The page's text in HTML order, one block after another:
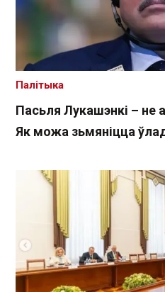
Пасьля Лукашэнкі – не
Як можа зьмяніцца
Палітыка